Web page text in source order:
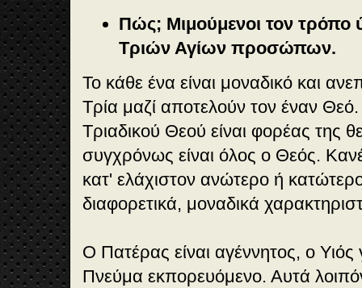
Πώς; Μιμούμενοι τον τρόπο
Τριών Αγίων προσώπων.
Το κάθε ένα είναι μοναδικό και
Τρία μαζί αποτελούν τον έναν
Τριαδικού Θεού είναι φορέας της
συγχρόνως είναι όλος ο Θεός.
κατ' ελάχιστον ανώτερο ή
διαφορετικά, μοναδικά
Ο Πατέρας είναι αγέννητος, ο Υιός
Πνεύμα εκπορευόμενο. Αυτά